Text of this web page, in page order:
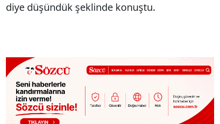
diye düşündük şeklinde konuştu.